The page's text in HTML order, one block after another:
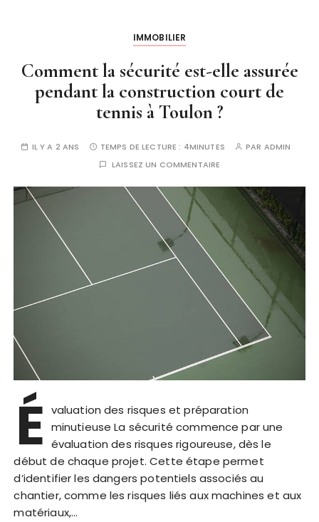
IMMOBILIER
Comment la sécurité est-elle assurée
pendant la construction court de
tennis à Toulon ?
IL Y A 2 ANS TEMPS DE LECTURE : 4MINUTES PAR ADMIN
LAISSEZ UN COMMENTAIRE
É valuation des risques et préparation
minutieuse La sécurité commence par une
évaluation des risques rigoureuse, dès le
début de chaque projet. Cette étape permet
d’identifier les dangers potentiels associés au
chantier, comme les risques liés aux machines et aux
matériaux,…